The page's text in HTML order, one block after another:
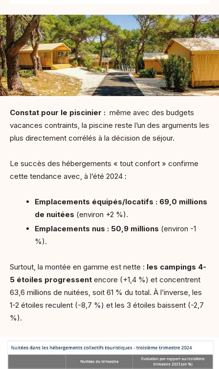
Constat pour le piscinier : même avec des budgets
vacances contraints, la piscine reste l’un des arguments les
plus directement corrélés à la décision de séjour.
Le succès des hébergements « tout confort » confirme
cette tendance avec, à l’été 2024 :
Emplacements équipés/locatifs : 69,0 millions
de nuitées (environ +2 %).
Emplacements nus : 50,9 millions (environ -1
%).
Surtout, la montée en gamme est nette : les campings 4-
5 étoiles progressent encore (+1,4 %) et concentrent
63,6 millions de nuitées, soit 61 % du total. À l’inverse, les
1-2 étoiles reculent (-8,7 %) et les 3 étoiles baissent (-2,7
%).